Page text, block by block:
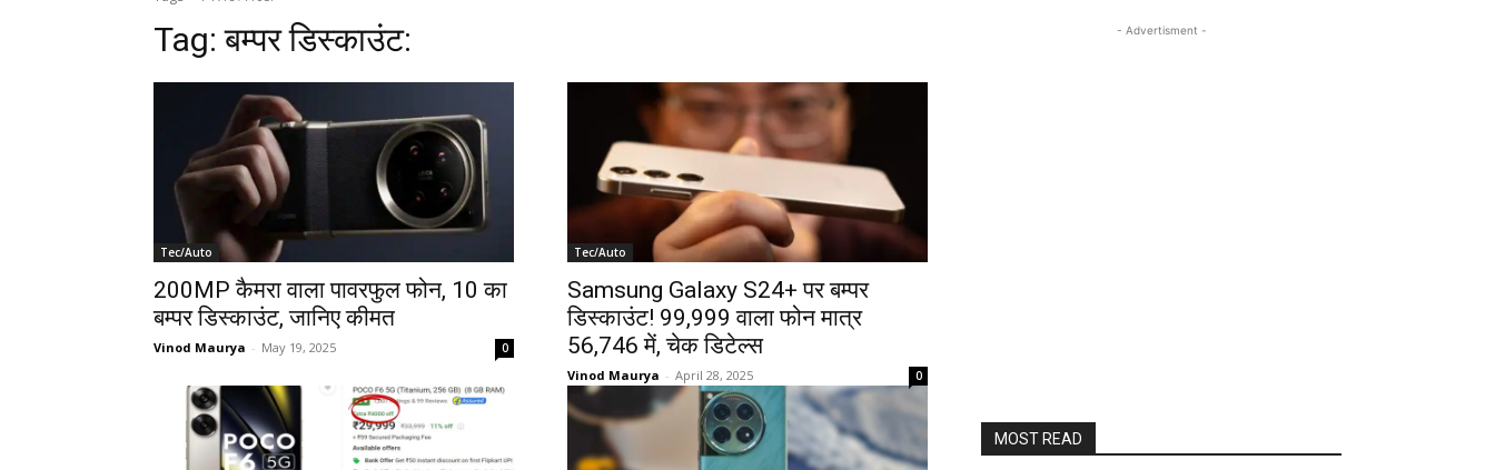
Tag:बम्पर डिस्काउंट:
Tec/Auto
200MP कैमरा वाला पावरफुल फोन, 10 का
बम्पर डिस्काउंट, जानिए कीमत
Vinod Maurya - May 19, 2025 0
Tec/Auto
Samsung Galaxy S24+ पर बम्पर
डिस्काउंट! ₹99,999 वाला फोन मात्र
₹56,746 में, चेक डिटेल्स
Vinod Maurya - April 28, 2025 0
- Advertisment -
MOST READ